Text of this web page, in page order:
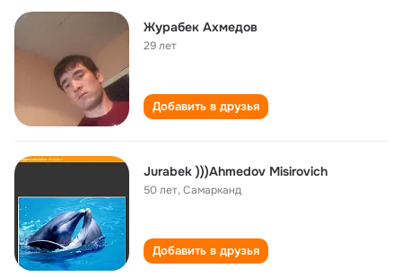
Журабек Ахмедов
29 лет
Добавить в друзья
Jurabek )))Ahmedov Misirovich
50 лет,Самарканд
Добавить в друзья